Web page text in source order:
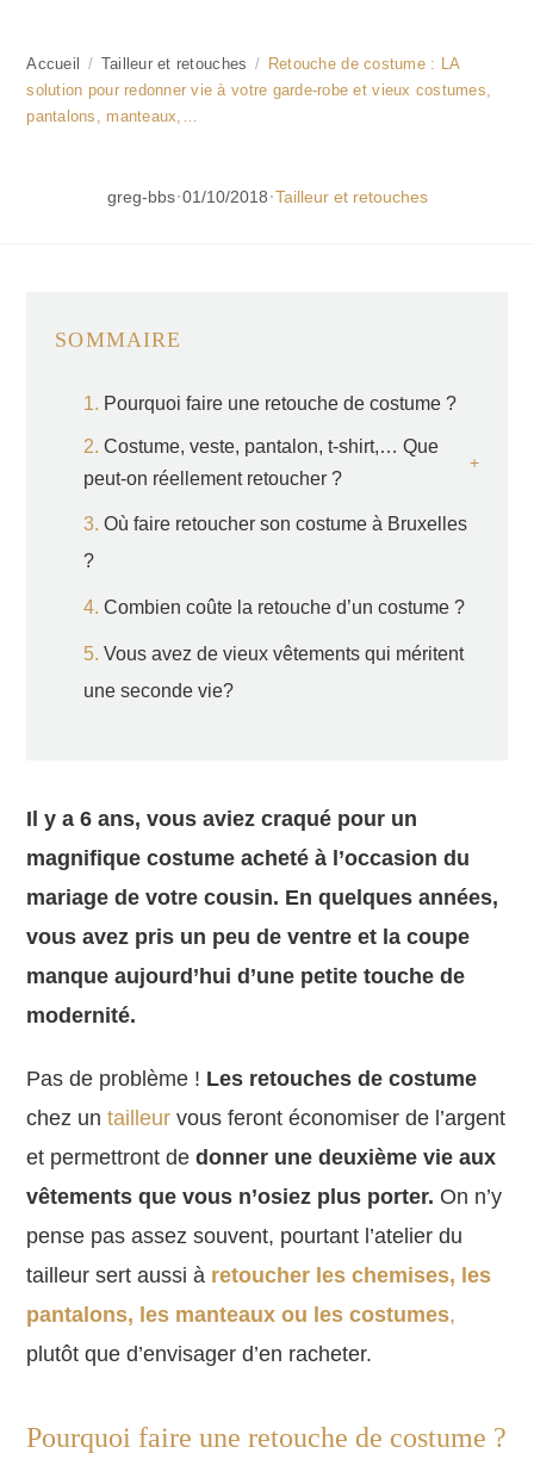
Accueil / Tailleur et retouches / Retouche de costume : LA
solution pour redonner vie à votre garde-robe et vieux costumes,
pantalons, manteaux,…
greg-bbs·01/10/2018·Tailleur et retouches
Il y a 6 ans, vous aviez craqué pour un
magnifique costume acheté à l’occasion du
mariage de votre cousin. En quelques années,
vous avez pris un peu de ventre et la coupe
manque aujourd’hui d’une petite touche de
modernité.
Pas de problème ! Les retouches de costume
chez untailleur vous feront économiser de l’argent
et permettront dedonner une deuxième vie aux
vêtements que vous n’osiez plus porter. On n’y
pense pas assez souvent, pourtant l’atelier du
tailleur sert aussi à retoucher les chemises, les
pantalons, les manteaux ou les costumes,
plutôt que d’envisager d’en racheter.
Pourquoi faire une retouche de costume ?
SOMMAIRE
Pourquoi faire une retouche de costume ?
Costume, veste, pantalon, t-shirt,… Que
peut-on réellement retoucher ?
Où faire retoucher son costume à Bruxelles
?
Combien coûte la retouche d’un costume ?
Vous avez de vieux vêtements qui méritent
une seconde vie?